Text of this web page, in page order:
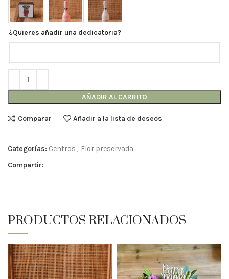
¿Quieres añadir una dedicatoria?
AÑADIR AL CARRITO
Comparar Añadir a la lista de deseos
Categorías: Centros , Flor preservada
Compartir:
PRODUCTOS RELACIONADOS